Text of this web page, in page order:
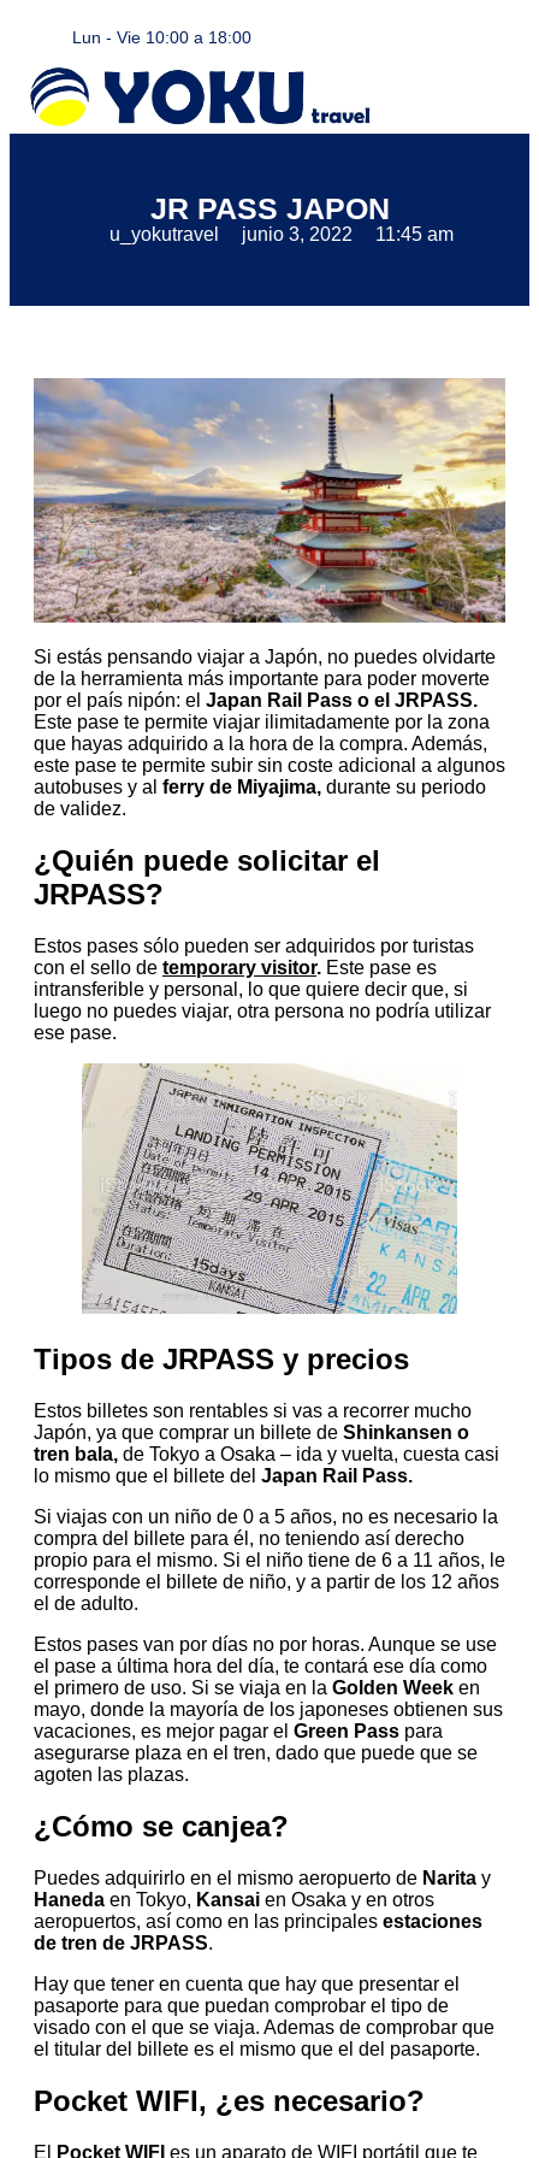
Lun - Vie 10:00 a 18:00
JR PASS JAPON
u_yokutravel junio 3, 2022 11:45 am
Si estás pensando viajar a Japón, no puedes olvidarte
de la herramienta más importante para poder moverte
por el país nipón: el Japan Rail Pass o el JRPASS.
Este pase te permite viajar ilimitadamente por la zona
que hayas adquirido a la hora de la compra. Además,
este pase te permite subir sin coste adicional a algunos
autobuses y al ferry de Miyajima, durante su periodo
de validez.
¿Quién puede solicitar el
JRPASS?
Estos pases sólo pueden ser adquiridos por turistas
con el sello de temporary visitor. Este pase es
intransferible y personal, lo que quiere decir que, si
luego no puedes viajar, otra persona no podría utilizar
ese pase.
Tipos de JRPASS y precios
Estos billetes son rentables si vas a recorrer mucho
Japón, ya que comprar un billete de Shinkansen o
tren bala, de Tokyo a Osaka – ida y vuelta, cuesta casi
lo mismo que el billete del Japan Rail Pass.
Si viajas con un niño de 0 a 5 años, no es necesario la
compra del billete para él, no teniendo así derecho
propio para el mismo. Si el niño tiene de 6 a 11 años, le
corresponde el billete de niño, y a partir de los 12 años
el de adulto.
Estos pases van por días no por horas. Aunque se use
el pase a última hora del día, te contará ese día como
el primero de uso. Si se viaja en la Golden Week en
mayo, donde la mayoría de los japoneses obtienen sus
vacaciones, es mejor pagar el Green Pass para
asegurarse plaza en el tren, dado que puede que se
agoten las plazas.
¿Cómo se canjea?
Puedes adquirirlo en el mismo aeropuerto de Narita y
Haneda en Tokyo, Kansai en Osaka y en otros
aeropuertos, así como en las principales estaciones
de tren de JRPASS.
Hay que tener en cuenta que hay que presentar el
pasaporte para que puedan comprobar el tipo de
visado con el que se viaja. Ademas de comprobar que
el titular del billete es el mismo que el del pasaporte.
Pocket WIFI, ¿es necesario?
El Pocket WIFI es un aparato de WIFI portátil que te